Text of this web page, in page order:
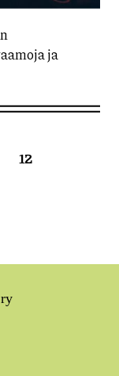
ja
12